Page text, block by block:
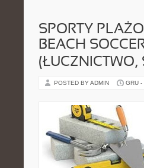
SPORTY
BEACH
(ŁUCZNICTWO,
POSTED BY ADMIN GRU -